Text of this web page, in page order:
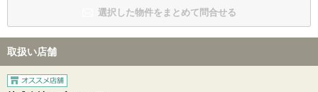
選択した物件をまとめて問合せる
取扱い店舗